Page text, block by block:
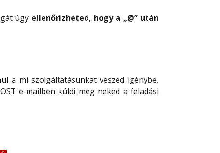
úgy ellenőrizheted, hogy a „@” után
a mi szolgáltatásunkat veszed igénybe,
e-mailben küldi meg neked a feladási